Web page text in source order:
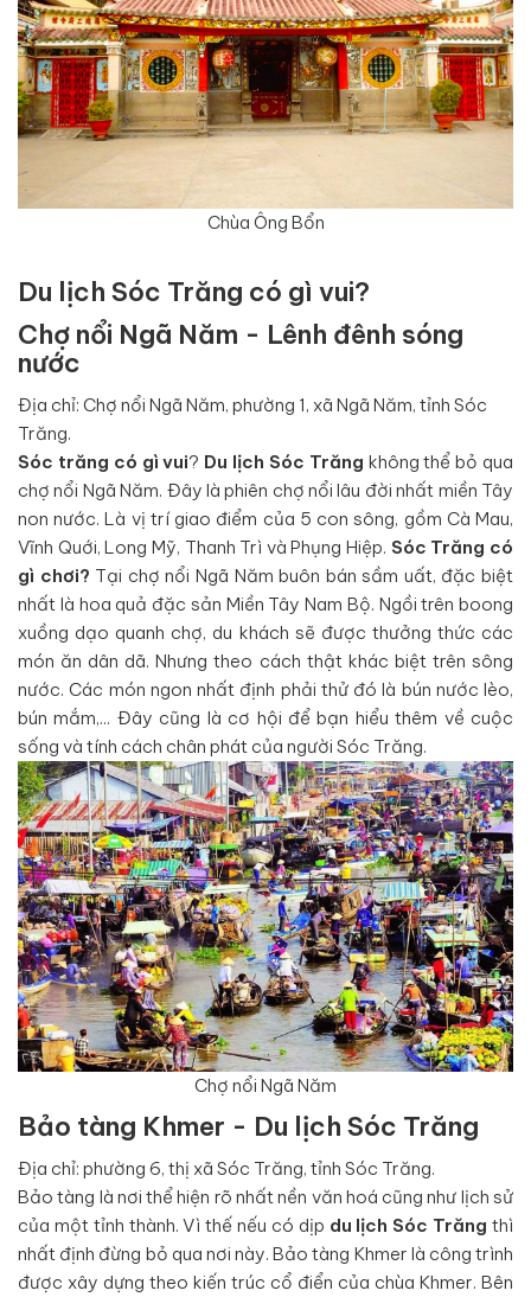
Chùa Ông Bổn
Du lịch Sóc Trăng có gì vui?
Chợ nổi Ngã Năm - Lênh đênh sóng
nước
Địa chỉ: Chợ nổi Ngã Năm, phường 1, xã Ngã Năm, tỉnh Sóc
Trăng.
Sóc trăng có gì vui? Du lịch Sóc Trăng không thể bỏ qua
chợ nổi Ngã Năm. Đây là phiên chợ nổi lâu đời nhất miền Tây
non nước. Là vị trí giao điểm của 5 con sông, gồm Cà Mau,
Vĩnh Quới, Long Mỹ, Thanh Trì và Phụng Hiệp. Sóc Trăng có
gì chơi? Tại chợ nổi Ngã Năm buôn bán sầm uất, đặc biệt
nhất là hoa quả đặc sản Miền Tây Nam Bộ. Ngồi trên boong
xuồng dạo quanh chợ, du khách sẽ được thưởng thức các
món ăn dân dã. Nhưng theo cách thật khác biệt trên sông
nước. Các món ngon nhất định phải thử đó là bún nước lèo,
bún mắm,... Đây cũng là cơ hội để bạn hiểu thêm về cuộc
sống và tính cách chân phát của người Sóc Trăng.
Chợ nổi Ngã Năm
Bảo tàng Khmer - Du lịch Sóc Trăng
Địa chỉ: phường 6, thị xã Sóc Trăng, tỉnh Sóc Trăng.
Bảo tàng là nơi thể hiện rõ nhất nền văn hoá cũng như lịch sử
của một tỉnh thành. Vì thế nếu có dịp du lịch Sóc Trăng thì
nhất định đừng bỏ qua nơi này. Bảo tàng Khmer là công trình
được xây dựng theo kiến trúc cổ điển của chùa Khmer. Bên